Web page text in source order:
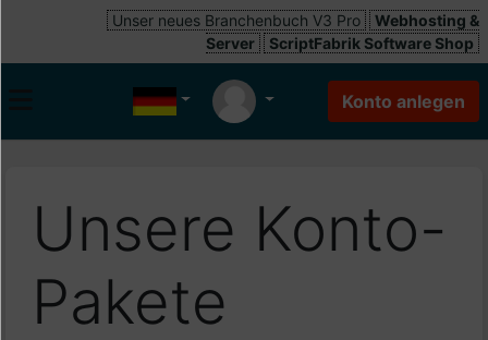
Unser neues Branchenbuch V3 Pro
Webhosting &
Server
ScriptFabrik Software Shop
Unsere Konto-
Pakete